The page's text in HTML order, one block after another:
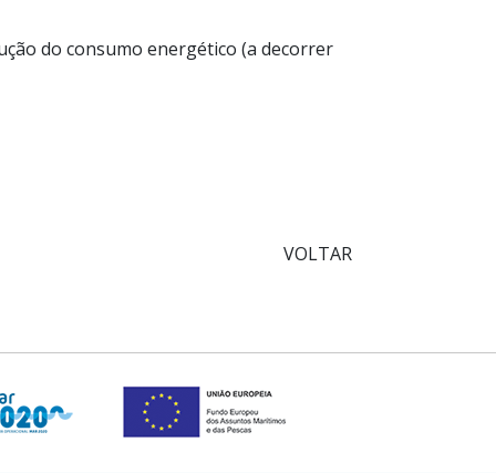
do consumo energético (a decorrer
VOLTAR